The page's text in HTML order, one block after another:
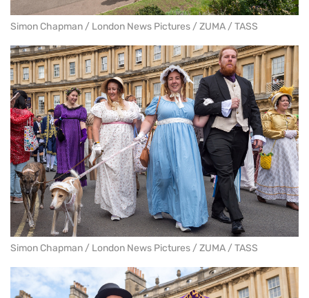
Simon Chapman / London News Pictures / ZUMA / TASS
Simon Chapman / London News Pictures / ZUMA / TASS